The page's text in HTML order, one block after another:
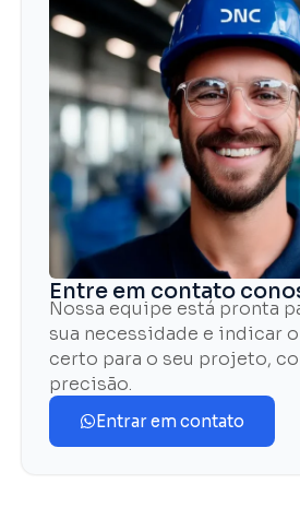
Entre em contato
Nossa equipe está pronta
sua necessidade e indicar
certo para o seu projeto,
precisão.
Entrar em contato